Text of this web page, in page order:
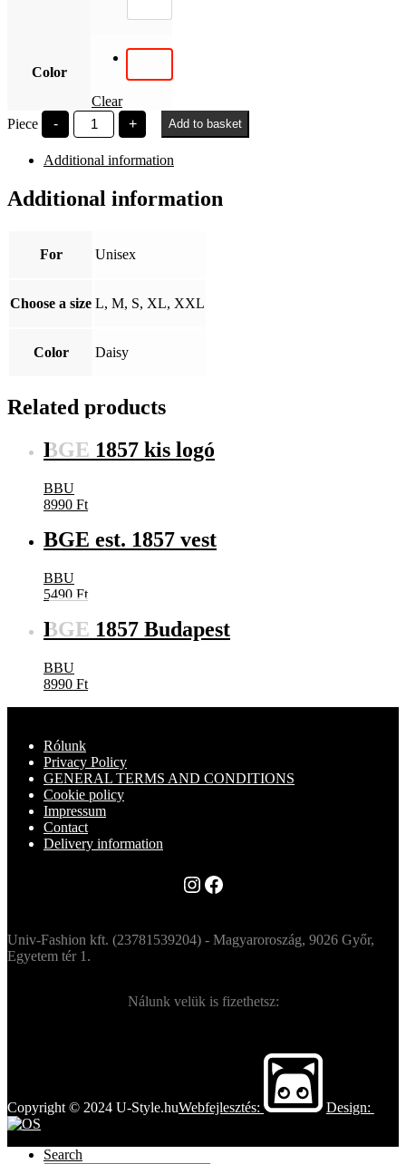
Color
Clear
Piece
-
BGE
est.
quantity
+ Add to basket
Additional information
Additional information
For Unisex
Choose a size L, M, S, XL, XXL
Color Daisy
Related products
BGE 1857 kis logó
BBU
8990 Ft
BGE est. 1857 vest
BBU
5490 Ft
BGE 1857 Budapest
BBU
8990 Ft
Rólunk
Privacy Policy
GENERAL TERMS AND CONDITIONS
Cookie policy
Impressum
Contact
Delivery information
Instagram
Facebook
Univ-Fashion kft. (23781539204) - Magyaroroszág, 9026 Győr,
Egyetem tér 1.
Nálunk velük is fizethetsz:
Copyright © 2024 U-Style.huWebfejlesztés: Design:
Search